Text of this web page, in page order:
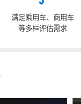
满足乘用车、商用车
等多样评估需求